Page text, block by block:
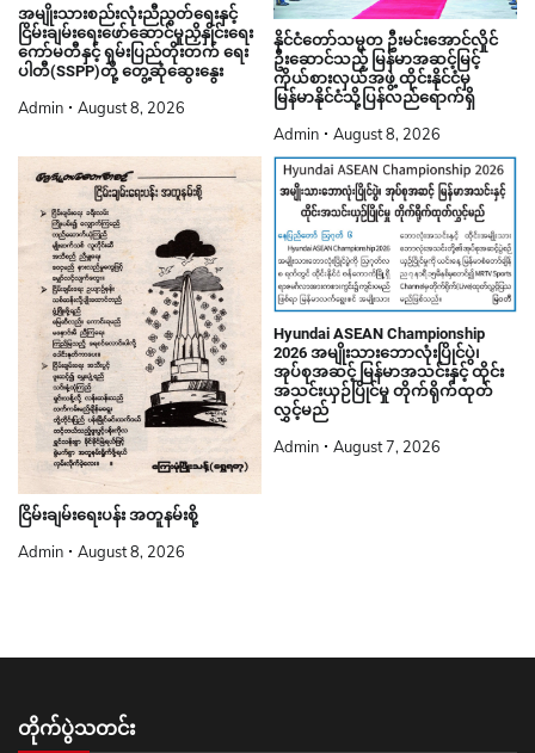
အမျိုးသားစည်းလုံးညီညွတ်ရေးနှင့်
ငြိမ်းချမ်းရေးဖော်ဆောင်မှုညှိနှိုင်းရေး
ကော်မတီနှင့် ရှမ်းပြည်တိုးတက် ရေး
ပါတီ(SSPP)တို့ တွေ့ဆုံဆွေးနွေး
Admin August 8, 2026
နိုင်ငံတော်သမ္မတ ဦးမင်းအောင်လှိုင်
ဦးဆောင်သည့် မြန်မာအဆင့်မြင့်
ကိုယ်စားလှယ်အဖွဲ့ ထိုင်းနိုင်ငံမှ
မြန်မာနိုင်ငံသို့ပြန်လည်ရောက်ရှိ
Admin August 8, 2026
ငြိမ်းချမ်းရေးပန်း အတူနမ်းစို့
Admin August 8, 2026
Hyundai ASEAN Championship
2026 အမျိုးသားဘောလုံးပြိုင်ပွဲ၊
အုပ်စုအဆင့် မြန်မာအသင်းနှင့် ထိုင်း
အသင်းယှဉ်ပြိုင်မှု တိုက်ရိုက်ထုတ်
လွှင့်မည်
Admin August 7, 2026
တိုက်ပွဲသတင်း